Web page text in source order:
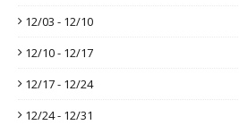
12/03 - 12/10
12/10 - 12/17
12/17 - 12/24
12/24 - 12/31